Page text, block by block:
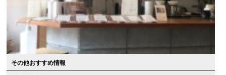
その他おすすめ情報